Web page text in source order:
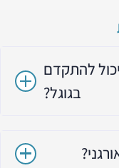
להתקדם
בגוגל?